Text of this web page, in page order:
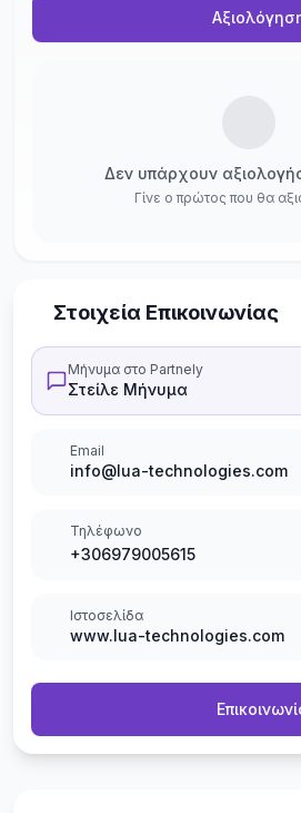
Δεν υπάρχουν
Γίνε ο πρώτος που θα
Στοιχεία Επικοινωνίας
Μήνυμα στο Partnely
Στείλε Μήνυμα
Email
info@lua-technologies.com
Τηλέφωνο
+306979005615
Ιστοσελίδα
www.lua-technologies.com